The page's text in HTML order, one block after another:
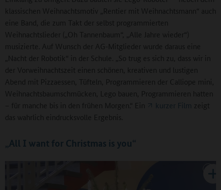
klassischen Weihnachtsmotiv „Rentier mit Weihnachtsmann“ auch
eine Band, die zum Takt der selbst programmierten
Weihnachtslieder („Oh Tannenbaum“, „Alle Jahre wieder“)
musizierte. Auf Wunsch der AG-Mitglieder wurde daraus eine
„Nacht der Robotik“ in der Schule. „So trug es sich zu, dass wir in
der Vorweihnachtszeit einen schönen, kreativen und lustigen
Abend mit Pizzaessen, Tüfteln, Programmieren der Calliope mini,
Weihnachtsbaumschmücken, Lego bauen, Programmieren hatten
– für manche bis in den frühen Morgen.“ Ein
kurzer Film zeigt
das wahrlich eindrucksvolle Ergebnis.
„All I want for Christmas is you“